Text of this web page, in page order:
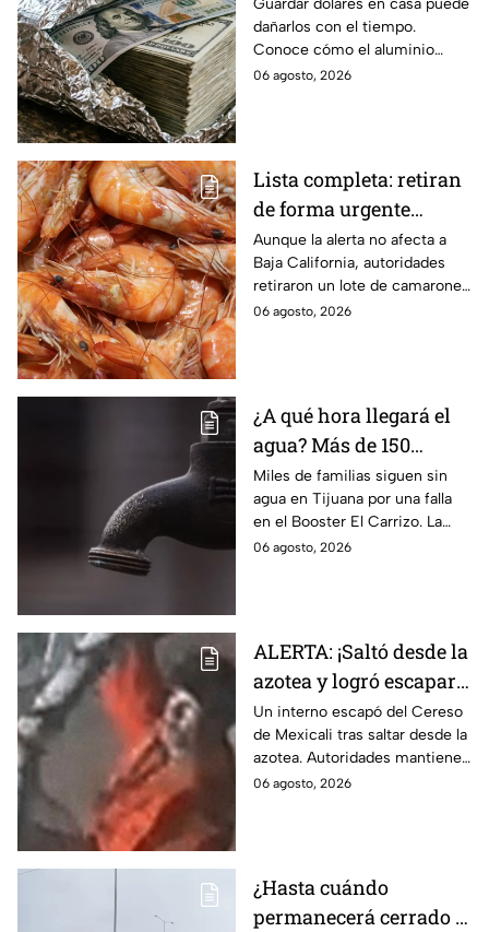
aluminio? La razón
podría sorprenderte
Guardar dólares en casa puede
dañarlos con el tiempo.
Conoce cómo el aluminio
puede ayudar a proteger los
06 agosto, 2026
Lista completa: retiran
de forma urgente
camarones
contaminados con
salmonela
Aunque la alerta no afecta a
Baja California, autoridades
retiraron un lote de camarones
con salmonela en España;
06 agosto, 2026
¿A qué hora llegará el
agua? Más de 150
colonias de Tijuana
siguen sin servicio
Miles de familias siguen sin
agua en Tijuana por una falla
en el Booster El Carrizo. La
CESPT aún no confirma la hora
06 agosto, 2026
ALERTA: ¡Saltó desde la
azotea y logró escapar!
Reo burla la seguridad
del Cereso de Mexicali
y continúa prófugo ⚠️
Un interno escapó del Cereso
de Mexicali tras saltar desde la
azotea. Autoridades mantienen
un operativo para localizarlo.
06 agosto, 2026
¿Hasta cuándo
permanecerá cerrado el